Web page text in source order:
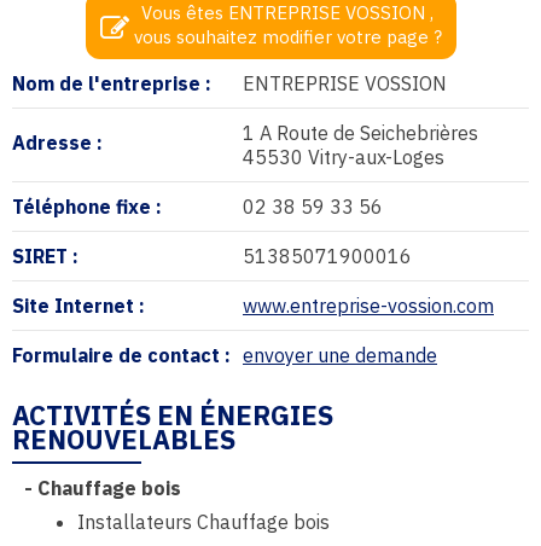
Nom de l'entreprise : ENTREPRISE VOSSION
Adresse :
1 A Route de Seichebrières
45530 Vitry-aux-Loges
Téléphone fixe : 02 38 59 33 56
SIRET : 51385071900016
Site Internet : www.entreprise-vossion.com
Formulaire de contact : envoyer une demande
Vous êtes ENTREPRISE VOSSION ,
vous souhaitez modifier votre page ?
ACTIVITÉS EN ÉNERGIES
RENOUVELABLES
- Chauffage bois
Installateurs Chauffage bois